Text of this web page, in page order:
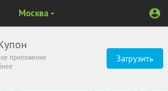
приложение
Загрузить
Москва